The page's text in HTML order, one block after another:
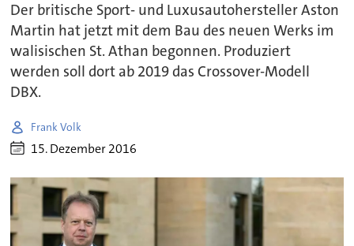
Der britische Sport- und Luxusautohersteller Aston
Martin hat jetzt mit dem Bau des neuen Werks im
walisischen St. Athan begonnen. Produziert
werden soll dort ab 2019 das Crossover-Modell
DBX.
Frank Volk
15. Dezember 2016